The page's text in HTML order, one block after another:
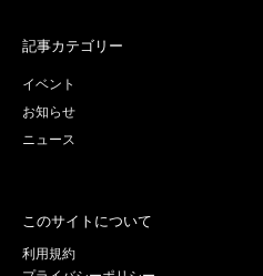
記事カテゴリー
イベント
お知らせ
ニュース
このサイトについて
利用規約